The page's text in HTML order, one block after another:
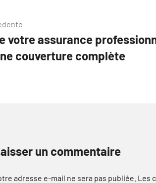
votre assurance
couverture complète
un commentaire
adresse e-mail ne sera pas publiée. Les